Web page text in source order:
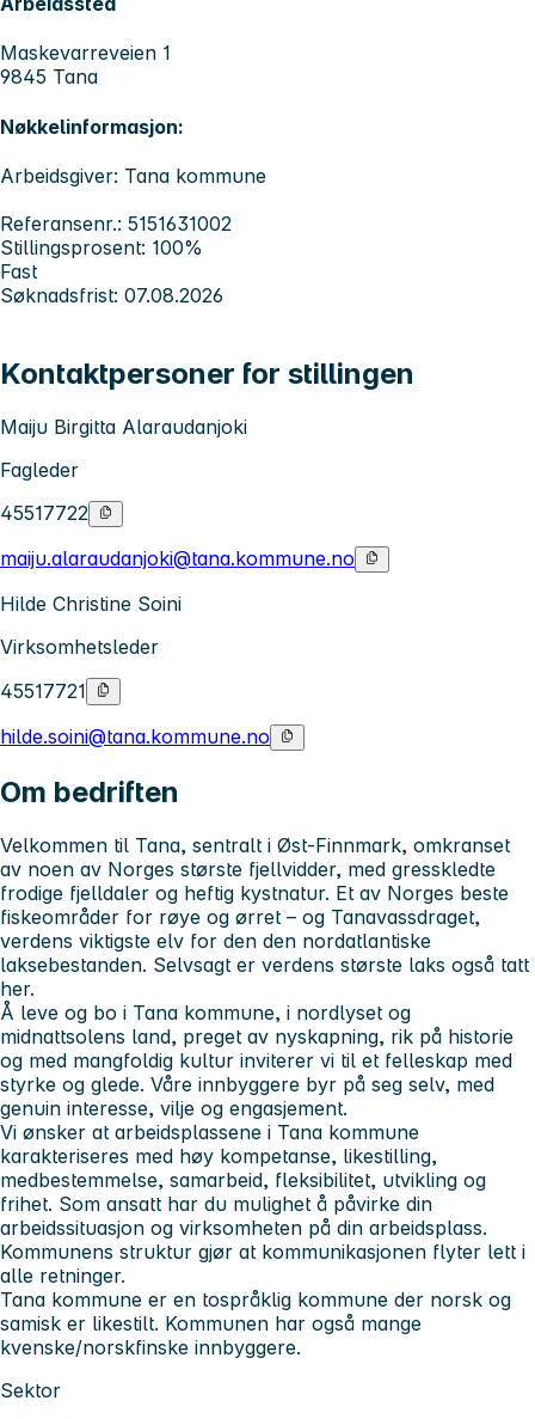
Maskevarreveien 1
9845 Tana
Nøkkelinformasjon:
Arbeidsgiver: Tana kommune
Referansenr.: 5151631002
Stillingsprosent: 100%
Fast
Søknadsfrist: 07.08.2026
Kontaktpersoner for stillingen
Maiju Birgitta Alaraudanjoki
Fagleder
45517722
maiju.alaraudanjoki@tana.kommune.no
Hilde Christine Soini
Virksomhetsleder
45517721
hilde.soini@tana.kommune.no
Om bedriften
Velkommen til Tana, sentralt i Øst-Finnmark, omkranset
av noen av Norges største fjellvidder, med gresskledte
frodige fjelldaler og heftig kystnatur. Et av Norges beste
fiskeområder for røye og ørret – og Tanavassdraget,
verdens viktigste elv for den den nordatlantiske
laksebestanden. Selvsagt er verdens største laks også tatt
her.
Å leve og bo i Tana kommune, i nordlyset og
midnattsolens land, preget av nyskapning, rik på historie
og med mangfoldig kultur inviterer vi til et felleskap med
styrke og glede. Våre innbyggere byr på seg selv, med
genuin interesse, vilje og engasjement.
Vi ønsker at arbeidsplassene i Tana kommune
karakteriseres med høy kompetanse, likestilling,
medbestemmelse, samarbeid, fleksibilitet, utvikling og
frihet. Som ansatt har du mulighet å påvirke din
arbeidssituasjon og virksomheten på din arbeidsplass.
Kommunens struktur gjør at kommunikasjonen flyter lett i
alle retninger.
Tana kommune er en tospråklig kommune der norsk og
samisk er likestilt. Kommunen har også mange
kvenske/norskfinske innbyggere.
Sektor